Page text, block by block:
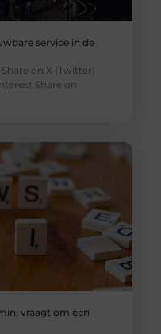
service in de
on X (Twitter)
Share on
vraagt om een